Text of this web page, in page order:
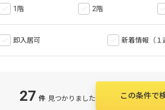
1階 2階
即入居可 新着情報（１
27 件 見つかりました この条件で